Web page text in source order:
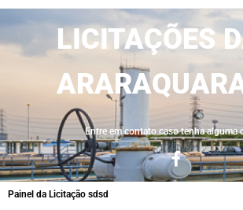
LICITAÇÕES
Entre em contato caso tenha alguma
Painel da Licitação sdsd